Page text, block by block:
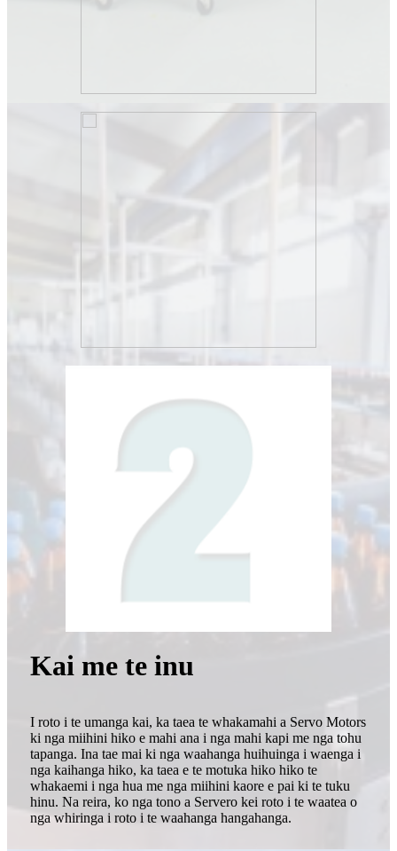
Kai me te inu
I roto i te umanga kai, ka taea te whakamahi a Servo Motors
ki nga miihini hiko e mahi ana i nga mahi kapi me nga tohu
tapanga. Ina tae mai ki nga waahanga huihuinga i waenga i
nga kaihanga hiko, ka taea e te motuka hiko hiko te
whakaemi i nga hua me nga miihini kaore e pai ki te tuku
hinu. Na reira, ko nga tono a Servero kei roto i te waatea o
nga whiringa i roto i te waahanga hangahanga.